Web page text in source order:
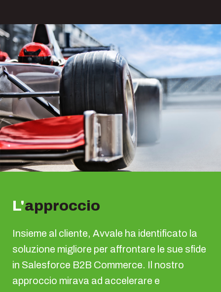
L'approccio
Insieme al cliente, Avvale ha identificato la
soluzione migliore per affrontare le sue sfide
in Salesforce B2B Commerce. Il nostro
approccio mirava ad accelerare e